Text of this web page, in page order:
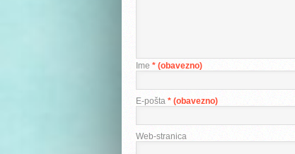
Ime * (obavezno)
E-pošta * (obavezno)
Web-stranica